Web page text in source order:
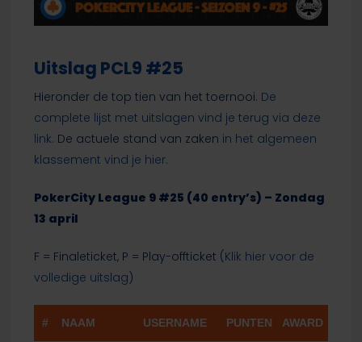
Uitslag PCL9 #25
Hieronder de top tien van het toernooi. De
complete lijst met uitslagen vind je terug via deze
link. De actuele stand van zaken in het algemeen
klassement vind je hier.
PokerCity League 9 #25 (40 entry’s) – Zondag
13 april
F = Finaleticket, P = Play-offticket (Klik hier voor de
volledige uitslag)
# NAAM USERNAME PUNTEN AWARD